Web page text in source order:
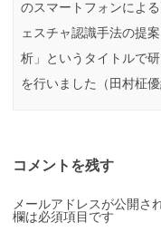
のスマートフォンによ
ェスチャ認識手法の提
析」というタイトルで
を行いました（田村柾優
コメントを残す
メールアドレスが公開さ
欄は必須項目です